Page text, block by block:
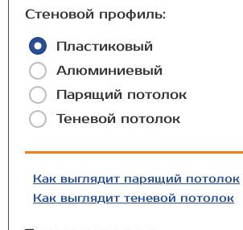
Стеновой профиль:
Пластиковый
Алюминиевый
Парящий потолок
Теневой потолок
Как выглядит парящий потолок
Как выглядит теневой потолок